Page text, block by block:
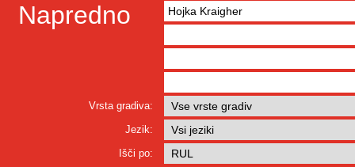
Napredno
Vrsta gradiva:
Jezik:
Išči po: